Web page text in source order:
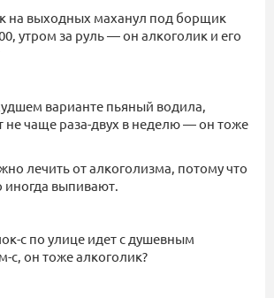
на выходных маханул под борщик
утром за руль — он алкоголик и его
варианте пьяный водила,
не чаще раза-двух в неделю — он тоже
лечить от алкоголизма, потому что
выпивают.
с по улице идет с душевным
с, он тоже алкоголик?